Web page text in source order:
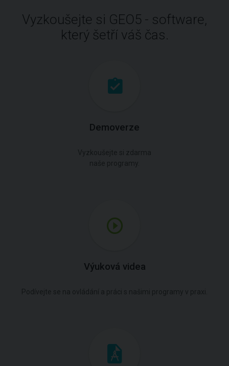
Vyzkoušejte si GEO5 - software,
který šetří váš čas.
Demoverze
Výuková videa